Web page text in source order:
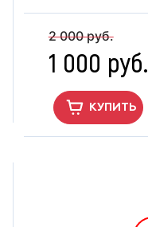
2 000 руб.
1 000 руб.
КУПИТЬ